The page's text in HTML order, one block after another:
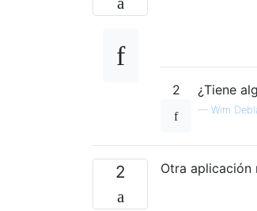
2 ¿Tiene
— Wim
2 Otra aplicación